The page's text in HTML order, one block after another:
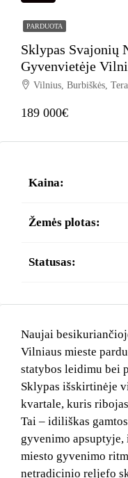
PARDUOTA
Sklypas Svajonių
Gyvenvietėje
Vilnius, Burbiškės,
189 000€
Kaina:
Žemės plotas:
Statusas:
Naujai
Vilniaus mieste
statybos leidimu bei
Sklypas išskirtinėje
kvartale, kuris
Tai – idiliškas
gyvenimo
miesto gyvenimo
netradicinio reljefo